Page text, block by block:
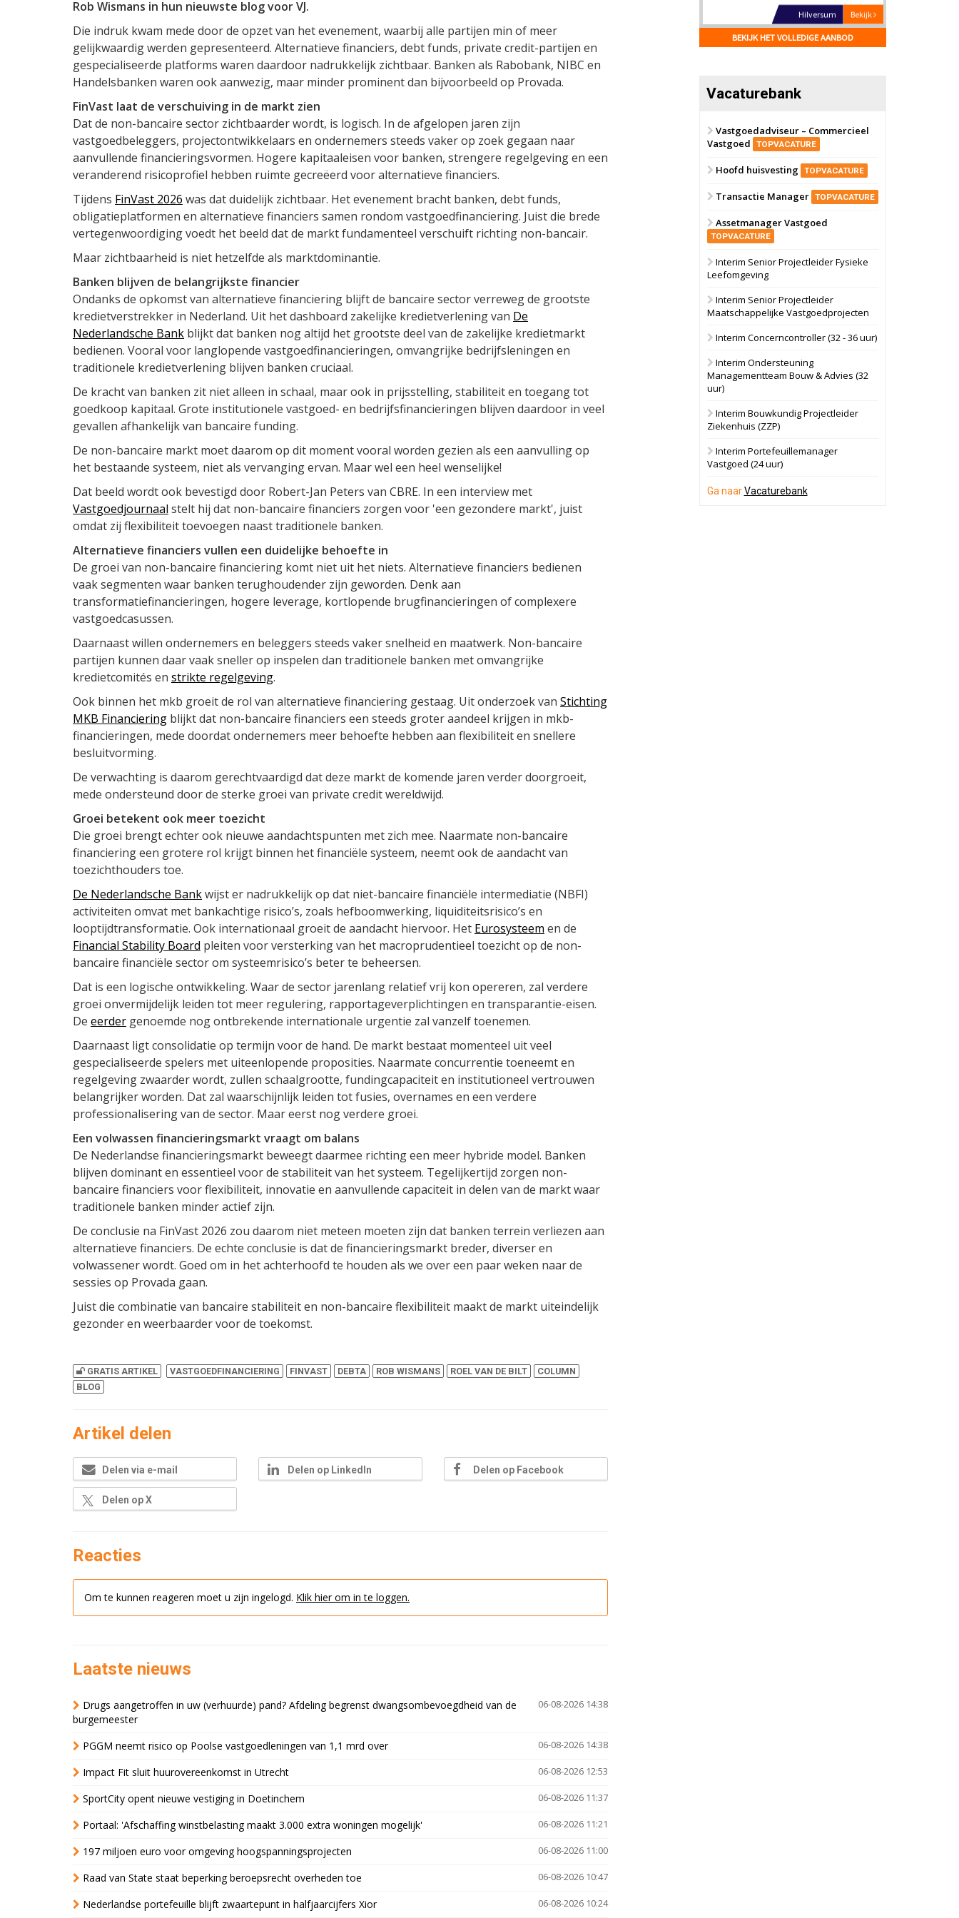
Rob Wismans in hun nieuwste blog voor VJ.
Die indruk kwam mede door de opzet van het evenement, waarbij alle partijen min of meer
gelijkwaardig werden gepresenteerd. Alternatieve financiers, debt funds, private credit-partijen en
gespecialiseerde platforms waren daardoor nadrukkelijk zichtbaar. Banken als Rabobank, NIBC en
Handelsbanken waren ook aanwezig, maar minder prominent dan bijvoorbeeld op Provada.
FinVast laat de verschuiving in de markt zien
Dat de non-bancaire sector zichtbaarder wordt, is logisch. In de afgelopen jaren zijn
vastgoedbeleggers, projectontwikkelaars en ondernemers steeds vaker op zoek gegaan naar
aanvullende financieringsvormen. Hogere kapitaaleisen voor banken, strengere regelgeving en een
veranderend risicoprofiel hebben ruimte gecreëerd voor alternatieve financiers.
Tijdens FinVast 2026 was dat duidelijk zichtbaar. Het evenement bracht banken, debt funds,
obligatieplatformen en alternatieve financiers samen rondom vastgoedfinanciering. Juist die brede
vertegenwoordiging voedt het beeld dat de markt fundamenteel verschuift richting non-bancair.
Maar zichtbaarheid is niet hetzelfde als marktdominantie.
Banken blijven de belangrijkste financier
Ondanks de opkomst van alternatieve financiering blijft de bancaire sector verreweg de grootste
kredietverstrekker in Nederland. Uit het dashboard zakelijke kredietverlening van De
Nederlandsche Bank blijkt dat banken nog altijd het grootste deel van de zakelijke kredietmarkt
bedienen. Vooral voor langlopende vastgoedfinancieringen, omvangrijke bedrijfsleningen en
traditionele kredietverlening blijven banken cruciaal.
De kracht van banken zit niet alleen in schaal, maar ook in prijsstelling, stabiliteit en toegang tot
goedkoop kapitaal. Grote institutionele vastgoed- en bedrijfsfinancieringen blijven daardoor in veel
gevallen afhankelijk van bancaire funding.
De non-bancaire markt moet daarom op dit moment vooral worden gezien als een aanvulling op
het bestaande systeem, niet als vervanging ervan. Maar wel een heel wenselijke!
Dat beeld wordt ook bevestigd door Robert-Jan Peters van CBRE. In een interview met
Vastgoedjournaal stelt hij dat non-bancaire financiers zorgen voor 'een gezondere markt', juist
omdat zij flexibiliteit toevoegen naast traditionele banken.
Alternatieve financiers vullen een duidelijke behoefte in
De groei van non-bancaire financiering komt niet uit het niets. Alternatieve financiers bedienen
vaak segmenten waar banken terughoudender zijn geworden. Denk aan
transformatiefinancieringen, hogere leverage, kortlopende brugfinancieringen of complexere
vastgoedcasussen.
Daarnaast willen ondernemers en beleggers steeds vaker snelheid en maatwerk. Non-bancaire
partijen kunnen daar vaak sneller op inspelen dan traditionele banken met omvangrijke
kredietcomités en strikte regelgeving.
Ook binnen het mkb groeit de rol van alternatieve financiering gestaag. Uit onderzoek van Stichting
MKB Financiering blijkt dat non-bancaire financiers een steeds groter aandeel krijgen in mkb-
financieringen, mede doordat ondernemers meer behoefte hebben aan flexibiliteit en snellere
besluitvorming.
De verwachting is daarom gerechtvaardigd dat deze markt de komende jaren verder doorgroeit,
mede ondersteund door de sterke groei van private credit wereldwijd.
Groei betekent ook meer toezicht
Die groei brengt echter ook nieuwe aandachtspunten met zich mee. Naarmate non-bancaire
financiering een grotere rol krijgt binnen het financiële systeem, neemt ook de aandacht van
toezichthouders toe.
De Nederlandsche Bankwijst er nadrukkelijk op dat niet-bancaire financiële intermediatie (NBFI)
activiteiten omvat met bankachtige risico’s, zoals hefboomwerking, liquiditeitsrisico’s en
looptijdtransformatie. Ook internationaal groeit de aandacht hiervoor. Het Eurosysteem en de
Financial Stability Board pleiten voor versterking van het macroprudentieel toezicht op de non-
bancaire financiële sector om systeemrisico’s beter te beheersen.
Dat is een logische ontwikkeling. Waar de sector jarenlang relatief vrij kon opereren, zal verdere
groei onvermijdelijk leiden tot meer regulering, rapportageverplichtingen en transparantie-eisen.
De eerder genoemde nog ontbrekende internationale urgentie zal vanzelf toenemen.
Daarnaast ligt consolidatie op termijn voor de hand. De markt bestaat momenteel uit veel
gespecialiseerde spelers met uiteenlopende proposities. Naarmate concurrentie toeneemt en
regelgeving zwaarder wordt, zullen schaalgrootte, fundingcapaciteit en institutioneel vertrouwen
belangrijker worden. Dat zal waarschijnlijk leiden tot fusies, overnames en een verdere
professionalisering van de sector. Maar eerst nog verdere groei.
Een volwassen financieringsmarkt vraagt om balans
De Nederlandse financieringsmarkt beweegt daarmee richting een meer hybride model. Banken
blijven dominant en essentieel voor de stabiliteit van het systeem. Tegelijkertijd zorgen non-
bancaire financiers voor flexibiliteit, innovatie en aanvullende capaciteit in delen van de markt waar
traditionele banken minder actief zijn.
De conclusie na FinVast 2026 zou daarom niet meteen moeten zijn dat banken terrein verliezen aan
alternatieve financiers. De echte conclusie is dat de financieringsmarkt breder, diverser en
volwassener wordt. Goed om in het achterhoofd te houden als we over een paar weken naar de
sessies op Provada gaan.
Juist die combinatie van bancaire stabiliteit en non-bancaire flexibiliteit maakt de markt uiteindelijk
gezonder en weerbaarder voor de toekomst.
GRATIS ARTIKEL VASTGOEDFINANCIERING FINVAST DEBTA ROB WISMANS ROEL VAN DE BILT
COLUMN
BLOG
Artikel delen
Delen via e-mail Delen op LinkedIn Delen op Facebook
Delen op X
Reacties
Om te kunnen reageren moet u zijn ingelogd. Klik hier om in te loggen.
Laatste nieuws
06-08-2026 14:38
Drugs aangetroffen in uw (verhuurde) pand? Afdeling begrenst dwangsombevoegdheid van de
burgemeester
06-08-2026 14:38
PGGM neemt risico op Poolse vastgoedleningen van 1,1 mrd over
06-08-2026 12:53
Impact Fit sluit huurovereenkomst in Utrecht
06-08-2026 11:37
SportCity opent nieuwe vestiging in Doetinchem
06-08-2026 11:21
Portaal: 'Afschaffing winstbelasting maakt 3.000 extra woningen mogelijk'
06-08-2026 11:00
197 miljoen euro voor omgeving hoogspanningsprojecten
06-08-2026 10:47
Raad van State staat beperking beroepsrecht overheden toe
06-08-2026 10:24
Nederlandse portefeuille blijft zwaartepunt in halfjaarcijfers Xior
Bekijk
Hilversum
17 september 2026
Voormalig
Zwanenburg
6 oktober 2026 Transformatieobject
22 september 2026
28 september 2026
Grootschalig
bedrijventerrein
Bekijk
Schuinesloot
27 augustus 2026 Binnenvaartschip
17 september 2026
17 september 2026
Voormalig
BEKIJK HET VOLLEDIGE AANBOD
Vacaturebank
Vastgoedadviseur – Commercieel
Vastgoed
TOPVACATURE
Hoofd huisvesting TOPVACATURE
Transactie Manager TOPVACATURE
Assetmanager Vastgoed
TOPVACATURE
Interim Senior Projectleider Fysieke
Leefomgeving
Interim Senior Projectleider
Maatschappelijke Vastgoedprojecten
Interim Concerncontroller (32 - 36 uur)
Interim Ondersteuning
Managementteam Bouw & Advies (32
uur)
Interim Bouwkundig Projectleider
Ziekenhuis (ZZP)
Interim Portefeuillemanager
Vastgoed (24 uur)
Ga naarVacaturebank